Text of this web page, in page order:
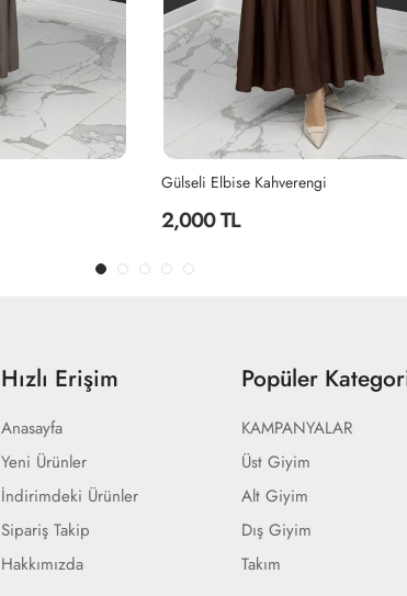
Gülseli Elbise Kahverengi
2,000 TL
Hızlı Erişim
Anasayfa
Yeni Ürünler
İndirimdeki Ürünler
Sipariş Takip
Hakkımızda
Popüler
KAMPANYALAR
Üst Giyim
Alt Giyim
Dış Giyim
Takım